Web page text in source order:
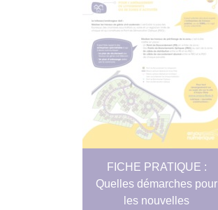
FICHE PRATIQUE :
Quelles démarches pour
les nouvelles